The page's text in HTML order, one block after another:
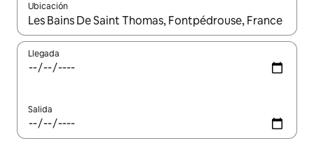
Ubicación
Cuando los resultados estén disponibles, podrás navegar
Llegada
Salida